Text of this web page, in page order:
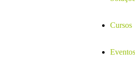
Cursos
Eventos